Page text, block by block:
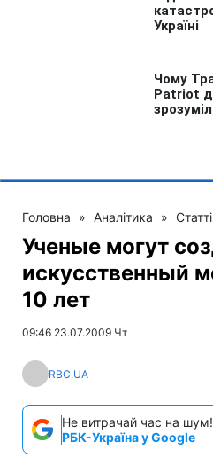
Головна » Аналітика » Статті
Ученые могут
искусственный
10 лет
09:46 23.07.2009 Чт
RBC.UA
Не витрачай час на шум!
РБК-Україна у Google